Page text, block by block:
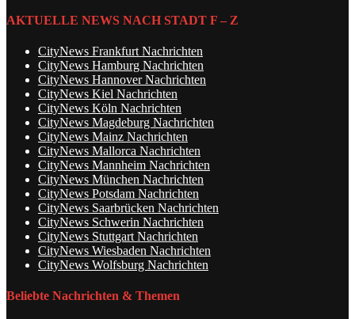
AKTUELLE NEWS NACH STADT F – Z
CityNews Frankfurt Nachrichten
CityNews Hamburg Nachrichten
CityNews Hannover Nachrichten
CityNews Kiel Nachrichten
CityNews Köln Nachrichten
CityNews Magdeburg Nachrichten
CityNews Mainz Nachrichten
CityNews Mallorca Nachrichten
CityNews Mannheim Nachrichten
CityNews München Nachrichten
CityNews Potsdam Nachrichten
CityNews Saarbrücken Nachrichten
CityNews Schwerin Nachrichten
CityNews Stuttgart Nachrichten
CityNews Wiesbaden Nachrichten
CityNews Wolfsburg Nachrichten
Beliebte Nachrichten & Themen